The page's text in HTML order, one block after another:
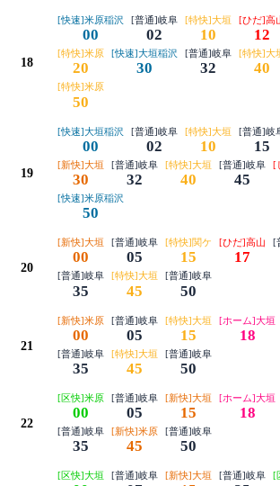
18
[快速]米原稲沢
00
[普通]岐阜
02
[特快]大垣
10
[ひだ]高
12
[特快]米原
20
[快速]大垣稲沢
30
[普通]岐阜
32
[特快]大
40
[特快]米原
50
19
[快速]大垣稲沢
00
[普通]岐阜
02
[特快]大垣
10
[普通]岐
15
[新快]大垣
30
[普通]岐阜
32
[特快]大垣
40
[普通]岐阜
45
[
[快速]米原稲沢
50
20
[新快]大垣
00
[普通]岐阜
05
[特快]関ケ
15
[ひだ]高山
17
[
[普通]岐阜
35
[特快]大垣
45
[普通]岐阜
50
21
[新快]米原
00
[普通]岐阜
05
[特快]大垣
15
[ホーム]大垣
18
[普通]岐阜
35
[特快]大垣
45
[普通]岐阜
50
22
[区快]米原
00
[普通]岐阜
05
[新快]大垣
15
[ホーム]大垣
18
[普通]岐阜
35
[新快]米原
45
[普通]岐阜
50
[区快]大垣 [普通]岐阜 [新快]大垣 [普通]岐阜 [